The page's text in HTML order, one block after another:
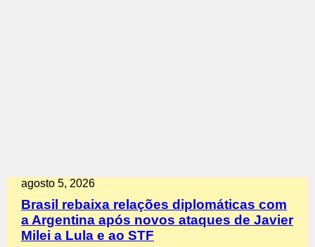
agosto 5, 2026
Brasil rebaixa relações diplomáticas com
a Argentina após novos ataques de Javier
Milei a Lula e ao STF